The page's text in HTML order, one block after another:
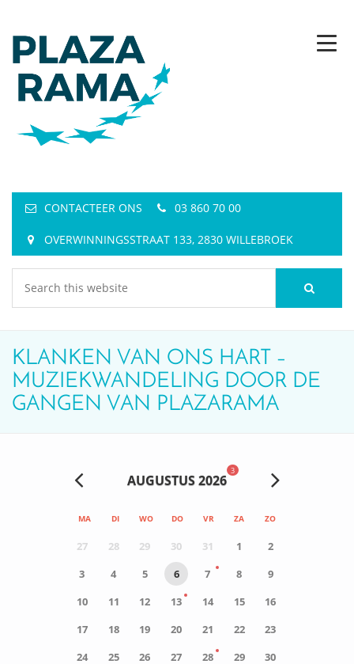
CONTACTEER ONS 03 860 70 00
OVERWINNINGSSTRAAT 133, 2830 WILLEBROEK
KLANKEN VAN ONS HART –
MUZIEKWANDELING DOOR DE
GANGEN VAN PLAZARAMA
AUGUSTUS 2026
3
MA DI WO DO VR ZA ZO
27 28 29 30 31 1
2
3
4 5 6 7 8
9
10
11 12 13 14 15
16
17
18 19 20 21 22
23
24
25 26 27 28 29
30